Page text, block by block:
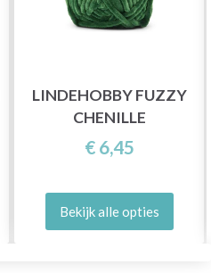
LINDEHOBBY FUZZY
CHENILLE
€ 6,45
Bekijk alle opties